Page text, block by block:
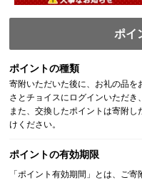
ポイ
ポイントの種類
寄附いただいた後に、お礼の品
さとチョイスにログインいただき
また、交換したポイントは寄附
けください。
ポイントの有効期限
「ポイント有効期間」とは、ご